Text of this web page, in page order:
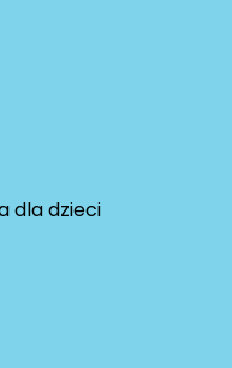
dla dzieci